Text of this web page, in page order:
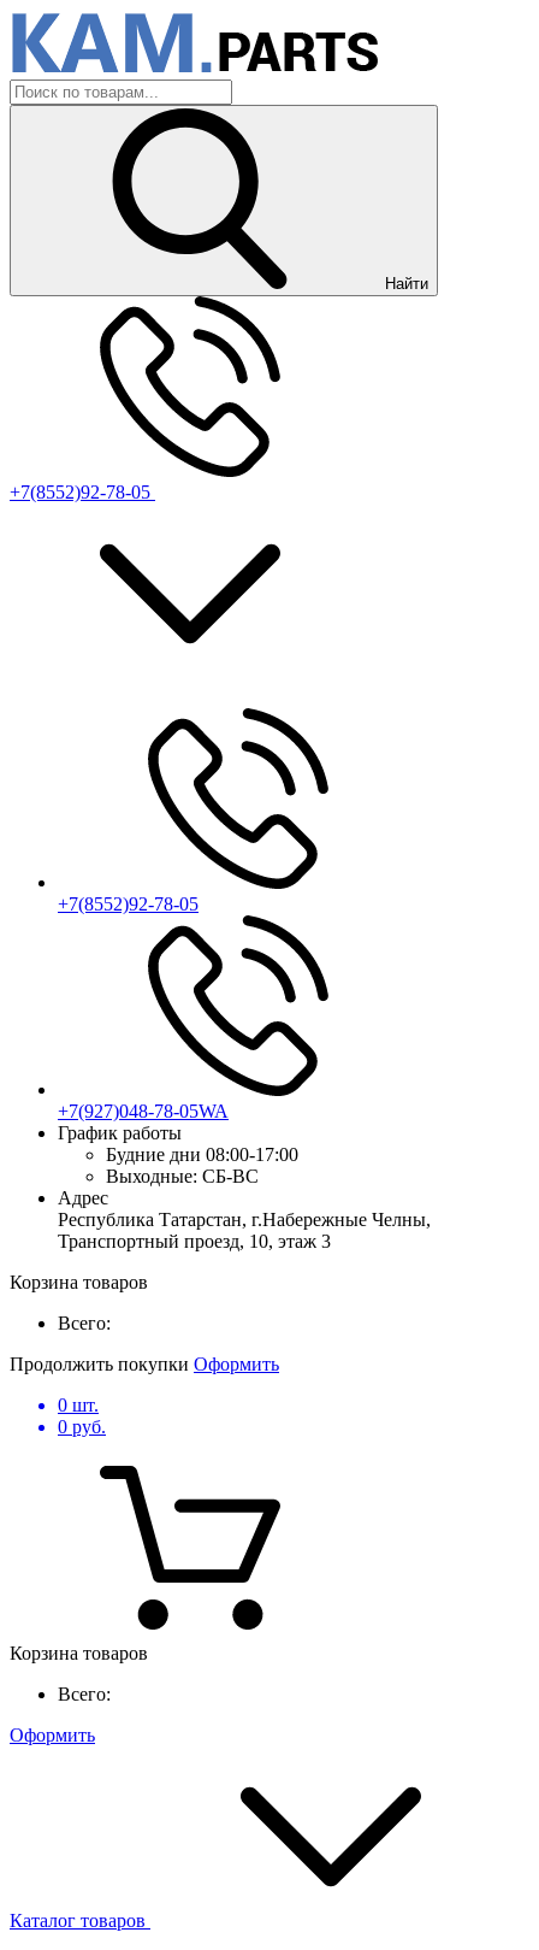
Найти
+7(8552)92-78-05
+7(8552)92-78-05
+7(927)048-78-05WA
График работы
Будние дни 08:00-17:00
Выходные: СБ-ВС
Адрес
Республика Татарстан, г.Набережные Челны,
Транспортный проезд, 10, этаж 3
Корзина товаров
Всего:
Продолжить покупки Оформить
0 шт.
0 руб.
Корзина товаров
Всего:
Оформить
Каталог товаров